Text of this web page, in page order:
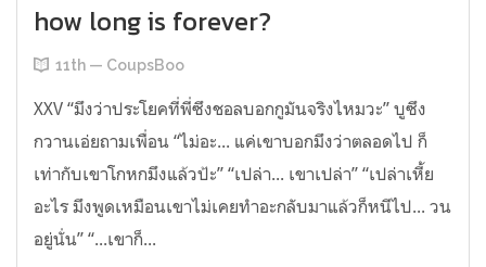
how long is forever?
11th — CoupsBoo
XXV “มึงว่าประโยคที่พี่ซึงชอลบอกกูมันจริงไหมวะ” บูซึง
กวานเอ่ยถามเพื่อน “ไม่อะ... แค่เขาบอกมึงว่าตลอดไป ก็
เท่ากับเขาโกหกมึงแล้วป้ะ” “เปล่า... เขาเปล่า” “เปล่าเหี้ย
อะไร มึงพูดเหมือนเขาไม่เคยทำอะกลับมาแล้วก็หนีไป... วน
อยู่นั่น” “...เขาก็...